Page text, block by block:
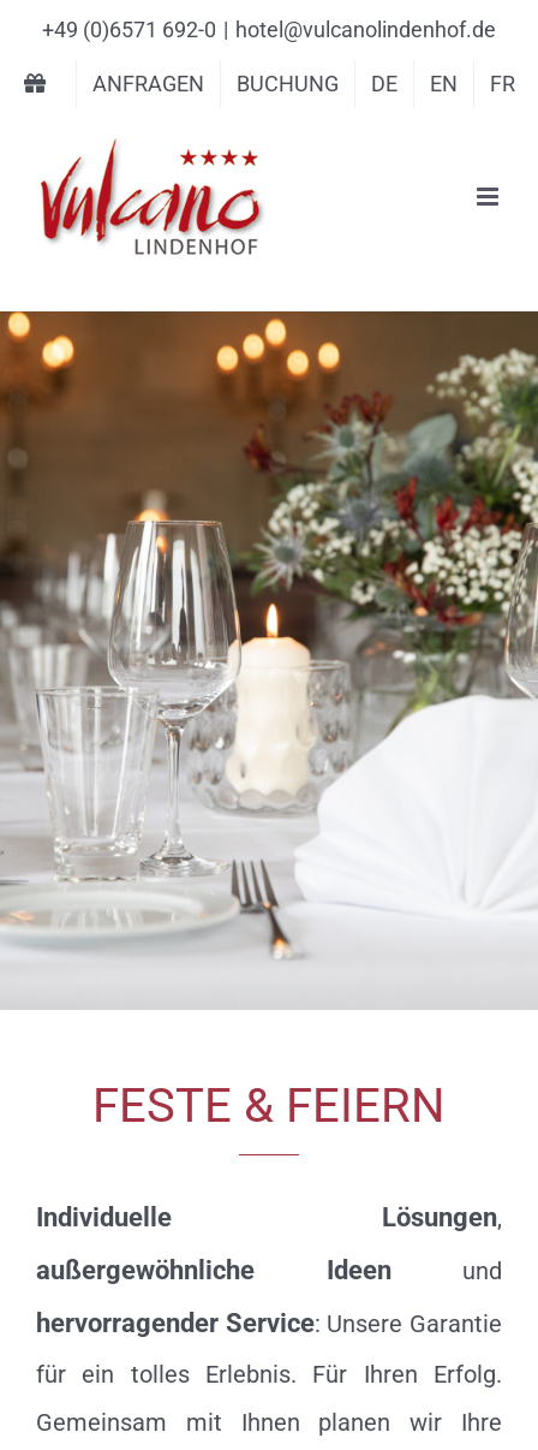
springen
Zum
Inhalt
+49 (0)6571 692-0 | hotel@vulcanolindenhof.de
ANFRAGEN BUCHUNG DE EN FR
FESTE & FEIERN
Individuelle Lösungen,
außergewöhnliche Ideenund
hervorragender Service: Unsere Garantie
für ein tolles Erlebnis. Für Ihren Erfolg.
Gemeinsam mit Ihnen planen wir Ihre